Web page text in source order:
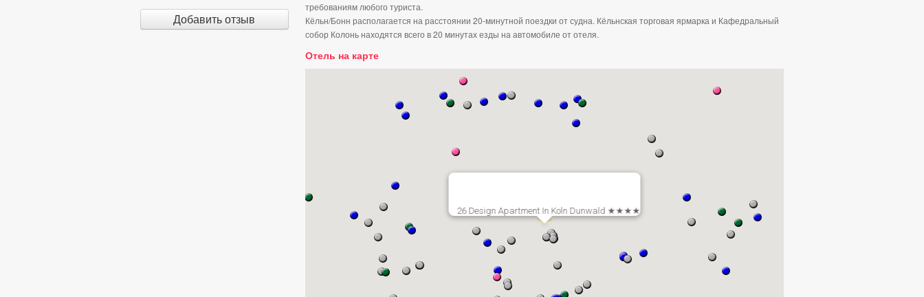
Добавить отзыв
требованиям любого туриста.
Кёльн/Бонн располагается на расстоянии 20-минутной поездки от судна. Кёльнская торговая ярмарка и Кафедральный
собор Колонь находятся всего в 20 минутах езды на автомобиле от отеля.
Отель на карте
26 Design Apartment In Koln Dunwald ★★★★